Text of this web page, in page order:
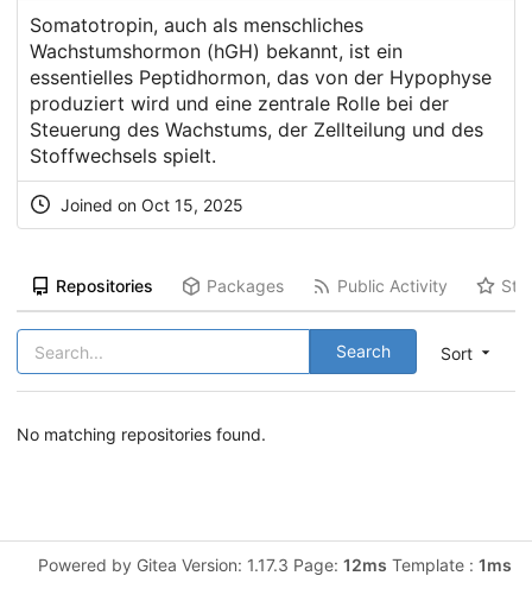
Somatotropin, auch als menschliches
Wachstumshormon (hGH) bekannt, ist ein
essentielles Peptidhormon, das von der Hypophyse
produziert wird und eine zentrale Rolle bei der
Steuerung des Wachstums, der Zellteilung und des
Stoffwechsels spielt.
Joined on Oct 15, 2025
Repositories Packages Public Activity
Sort
Search
No matching repositories found.
Powered by Gitea Version: 1.17.3 Page: 12ms Template : 1ms